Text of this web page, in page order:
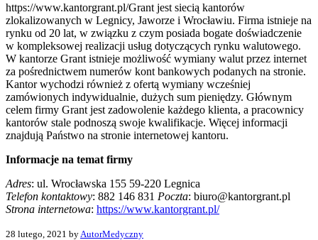
https://www.kantorgrant.pl/Grant jest siecią kantorów
zlokalizowanych w Legnicy, Jaworze i Wrocławiu. Firma istnieje na
rynku od 20 lat, w związku z czym posiada bogate doświadczenie
w kompleksowej realizacji usług dotyczących rynku walutowego.
W kantorze Grant istnieje możliwość wymiany walut przez internet
za pośrednictwem numerów kont bankowych podanych na stronie.
Kantor wychodzi również z ofertą wymiany wcześniej
zamówionych indywidualnie, dużych sum pieniędzy. Głównym
celem firmy Grant jest zadowolenie każdego klienta, a pracownicy
kantorów stale podnoszą swoje kwalifikacje. Więcej informacji
znajdują Państwo na stronie internetowej kantoru.
Informacje na temat firmy
Adres: ul. Wrocławska 155 59-220 Legnica
Telefon kontaktowy: 882 146 831 Poczta: biuro@kantorgrant.pl
Strona internetowa: https://www.kantorgrant.pl/
28 lutego, 2021 by AutorMedyczny